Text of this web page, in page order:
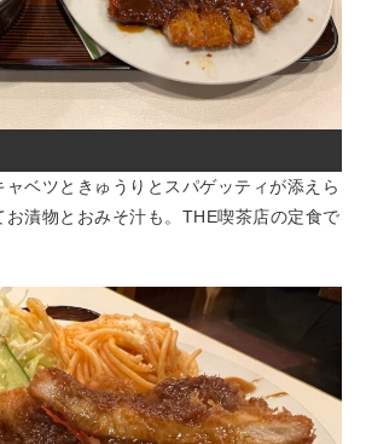
ャベツときゅうりとスパゲッティが添えら
お漬物とおみそ汁も。THE喫茶店の定食で